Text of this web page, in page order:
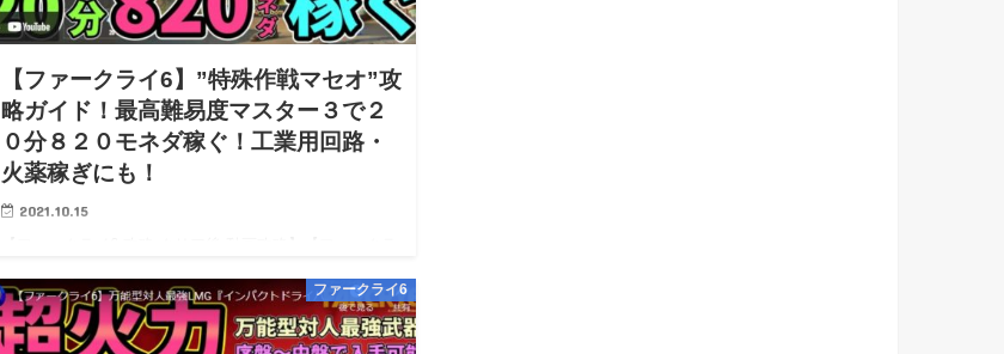
【ファークライ6】”特殊作戦マセオ”攻
略ガイド！最高難易度マスター３で２
０分８２０モネダ稼ぐ！工業用回路・
火薬稼ぎにも！
2021.10.15
walkthrough】 ※10/08 0時：攻略開始！※ライター：震
度5地震被災・かつ怖…
ファークライ6